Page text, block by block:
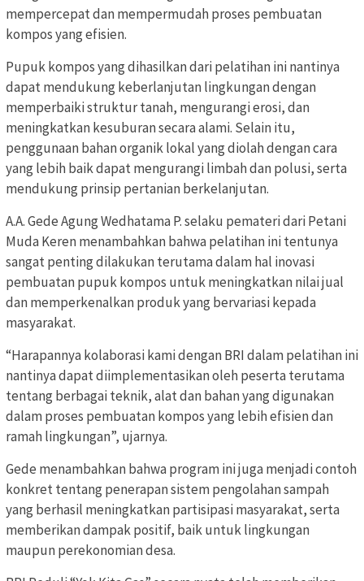
mempercepat dan mempermudah proses pembuatan
kompos yang efisien.
Pupuk kompos yang dihasilkan dari pelatihan ini nantinya
dapat mendukung keberlanjutan lingkungan dengan
memperbaiki struktur tanah, mengurangi erosi, dan
meningkatkan kesuburan secara alami. Selain itu,
penggunaan bahan organik lokal yang diolah dengan cara
yang lebih baik dapat mengurangi limbah dan polusi, serta
mendukung prinsip pertanian berkelanjutan.
A.A. Gede Agung Wedhatama P. selaku pemateri dari Petani
Muda Keren menambahkan bahwa pelatihan ini tentunya
sangat penting dilakukan terutama dalam hal inovasi
pembuatan pupuk kompos untuk meningkatkan nilai jual
dan memperkenalkan produk yang bervariasi kepada
masyarakat.
“Harapannya kolaborasi kami dengan BRI dalam pelatihan ini
nantinya dapat diimplementasikan oleh peserta terutama
tentang berbagai teknik, alat dan bahan yang digunakan
dalam proses pembuatan kompos yang lebih efisien dan
ramah lingkungan”, ujarnya.
Gede menambahkan bahwa program ini juga menjadi contoh
konkret tentang penerapan sistem pengolahan sampah
yang berhasil meningkatkan partisipasi masyarakat, serta
memberikan dampak positif, baik untuk lingkungan
maupun perekonomian desa.